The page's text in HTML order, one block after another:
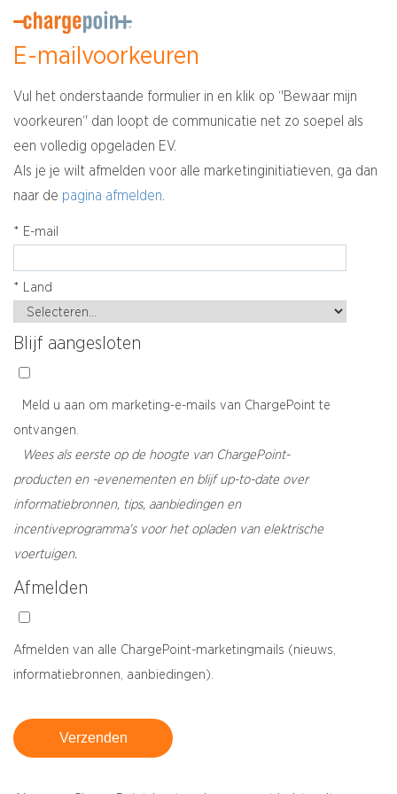
E-mailvoorkeuren
Vul het onderstaande formulier in en klik op ‘'Bewaar mijn
voorkeuren‘' dan loopt de communicatie net zo soepel als
een volledig opgeladen EV.
Als je je wilt afmelden voor alle marketinginitiatieven, ga dan
naar de pagina afmelden.
* E-mail
* Land
Blijf aangesloten
Meld u aan om marketing-e-mails van ChargePoint te
ontvangen.
Wees als eerste op de hoogte van ChargePoint-
producten en -evenementen en blijf up-to-date over
informatiebronnen, tips, aanbiedingen en
incentiveprogramma's voor het opladen van elektrische
voertuigen.
Afmelden
Afmelden van alle ChargePoint-marketingmails (nieuws,
informatiebronnen, aanbiedingen).
Verzenden